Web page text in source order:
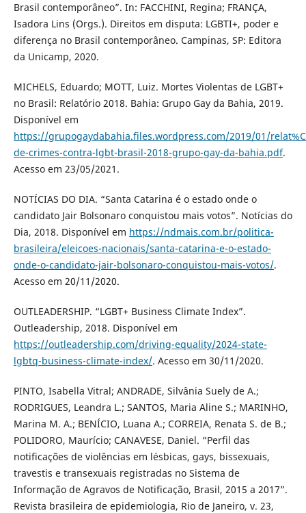
Brasil contemporâneo”. In: FACCHINI, Regina; FRANÇA,
Isadora Lins (Orgs.). Direitos em disputa: LGBTI+, poder e
diferença no Brasil contemporâneo. Campinas, SP: Editora
da Unicamp, 2020.
MICHELS, Eduardo; MOTT, Luiz. Mortes Violentas de LGBT+
no Brasil: Relatório 2018. Bahia: Grupo Gay da Bahia, 2019.
Disponível em
https://grupogaydabahia.files.wordpress.com/2019/01/
de-crimes-contra-lgbt-brasil-2018-grupo-gay-da-bahia.pdf.
Acesso em 23/05/2021.
NOTÍCIAS DO DIA. “Santa Catarina é o estado onde o
candidato Jair Bolsonaro conquistou mais votos”. Notícias do
Dia, 2018. Disponível em https://ndmais.com.br/politica-
brasileira/eleicoes-nacionais/santa-catarina-e-o-estado-
onde-o-candidato-jair-bolsonaro-conquistou-mais-votos/.
Acesso em 20/11/2020.
OUTLEADERSHIP. “LGBT+ Business Climate Index”.
Outleadership, 2018. Disponível em
https://outleadership.com/driving-equality/2024-state-
lgbtq-business-climate-index/. Acesso em 30/11/2020.
PINTO, Isabella Vitral; ANDRADE, Silvânia Suely de A.;
RODRIGUES, Leandra L.; SANTOS, Maria Aline S.; MARINHO,
Marina M. A.; BENÍCIO, Luana A.; CORREIA, Renata S. de B.;
POLIDORO, Maurício; CANAVESE, Daniel. “Perfil das
notificações de violências em lésbicas, gays, bissexuais,
travestis e transexuais registradas no Sistema de
Informação de Agravos de Notificação, Brasil, 2015 a 2017”.
Revista brasileira de epidemiologia, Rio de Janeiro, v. 23,